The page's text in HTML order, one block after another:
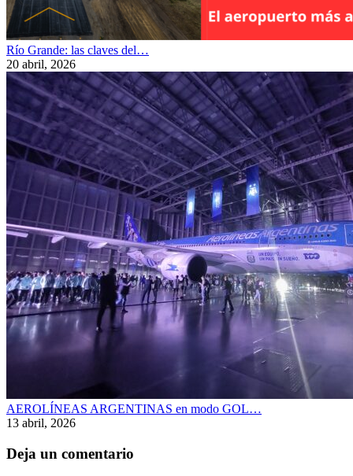
Río Grande: las claves del…
20 abril, 2026
AEROLÍNEAS ARGENTINAS en modo GOL…
13 abril, 2026
Deja un comentario